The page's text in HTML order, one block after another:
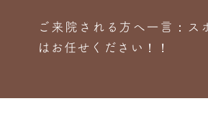
ご来院される方へ一言：ス
はお任せください！！